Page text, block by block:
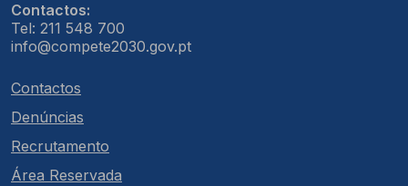
Contactos:
Tel: 211 548 700
info@compete2030.gov.pt
Contactos
Denúncias
Recrutamento
Área Reservada